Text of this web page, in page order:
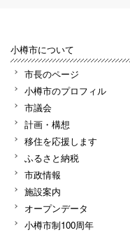
小樽市について
市長のページ
小樽市のプロフィル
市議会
計画・構想
移住を応援します
ふるさと納税
市政情報
施設案内
オープンデータ
小樽市制100周年